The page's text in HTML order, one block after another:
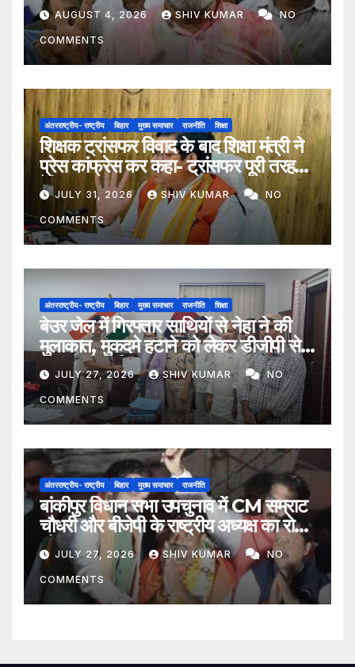
AUGUST 4, 2026 SHIV KUMAR NO
COMMENTS
अंतरराष्ट्रीय- राष्ट्रीय बिहार मुख्य समाचार राजनीति शिक्षा
शिक्षक ट्रांसफर विवाद के बाद शिक्षा मंत्री ने
प्रेस कांफ्रेस कर कहा- ट्रांसफर पूरी तरह
ऐच्छिक
JULY 31, 2026 SHIV KUMAR NO
COMMENTS
अंतरराष्ट्रीय- राष्ट्रीय बिहार मुख्य समाचार राजनीति शिक्षा
बेउर जेल में गिरफ्तार साथियों से नेहा ने की
मुलाकात, मुकदमे हटाने को लेकर डीजीपी से
मिला प्रतिनिधिमंडल
JULY 27, 2026 SHIV KUMAR NO
COMMENTS
अंतरराष्ट्रीय- राष्ट्रीय बिहार मुख्य समाचार राजनीति
बांकीपुर विधान सभा उपचुनाव में CM सम्राट
चौधरी और बीजेपी के राष्ट्रीय अध्यक्ष का रोड
शोJULY 27, 2026 SHIV KUMAR NO
COMMENTS